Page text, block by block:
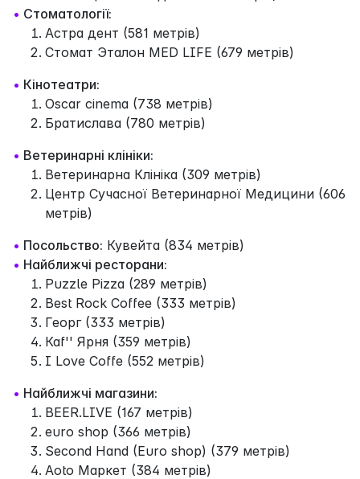
• Стоматології:
Астра дент (581 метрів)
Стомат Эталон MED LIFE (679 метрів)
• Кінотеатри:
Oscar cinema (738 метрів)
Братислава (780 метрів)
• Ветеринарні клініки:
Ветеринарна Клiнiка (309 метрів)
Центр Сучасної Ветеринарної Медицини (606
метрів)
• Посольство: Кувейта (834 метрів)
• Найближчі ресторани:
Puzzle Pizza (289 метрів)
Best Rock Coffee (333 метрів)
Георг (333 метрів)
Каf'' Ярня (359 метрів)
I Love Coffe (552 метрів)
• Найближчі магазини:
BEER.LIVE (167 метрів)
euro shop (366 метрів)
Second Hand (Euro shop) (379 метрів)
Aoto Маркет (384 метрів)